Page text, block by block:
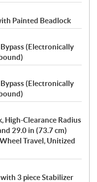
Painted Beadlock
(Electronically
(Electronically
High-Clearance Radius
29.0 in (73.7 cm)
Travel, Unitized
3 piece Stabilizer